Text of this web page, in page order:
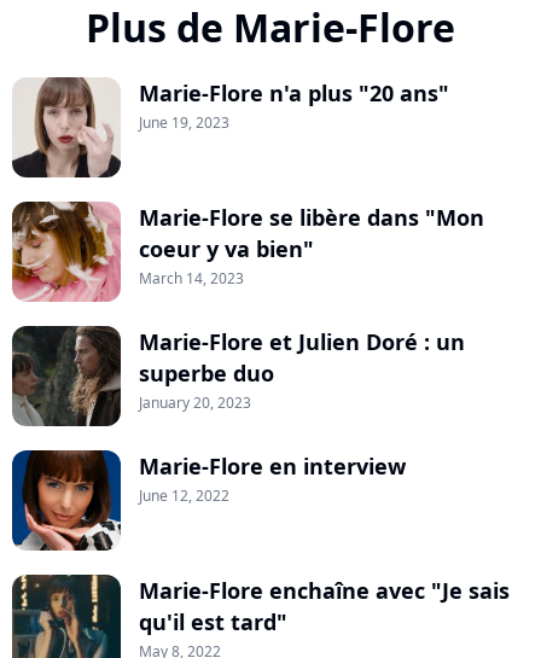
Plus de Marie-Flore
Marie-Flore n'a plus "20 ans"
June 19, 2023
Marie-Flore se libère dans "Mon
coeur y va bien"
March 14, 2023
Marie-Flore et Julien Doré : un
superbe duo
January 20, 2023
Marie-Flore en interview
June 12, 2022
Marie-Flore enchaîne avec "Je sais
qu'il est tard"
May 8, 2022